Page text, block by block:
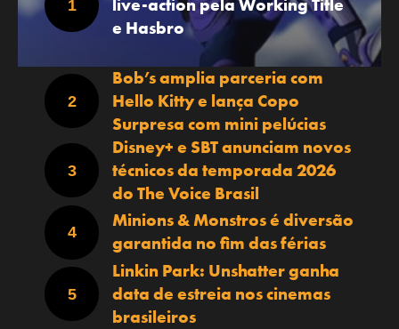
live-action pela Working Title
e Hasbro
Bob’s amplia parceria com
Hello Kitty e lança Copo
Surpresa com mini pelúcias
Disney+ e SBT anunciam novos
técnicos da temporada 2026
do The Voice Brasil
Minions & Monstros é diversão
garantida no fim das férias
Linkin Park: Unshatter ganha
data de estreia nos cinemas
brasileiros